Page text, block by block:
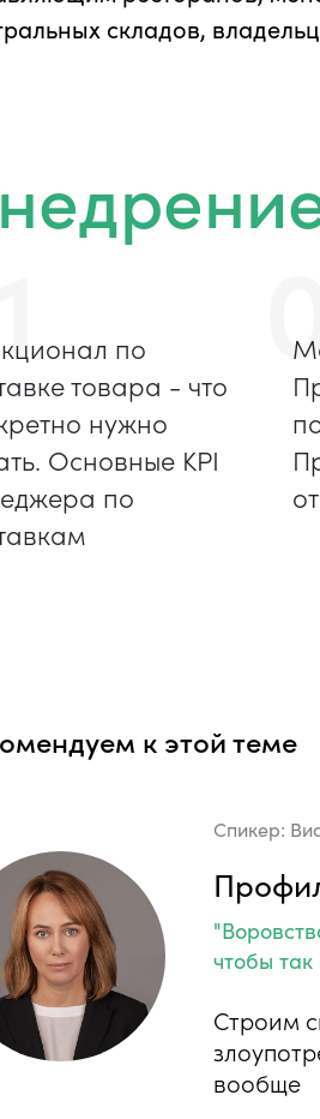
складов,
по
товара - что
нужно
Основные KPI
по
к этой теме
Спикер:
чтобы
Строим
вообще